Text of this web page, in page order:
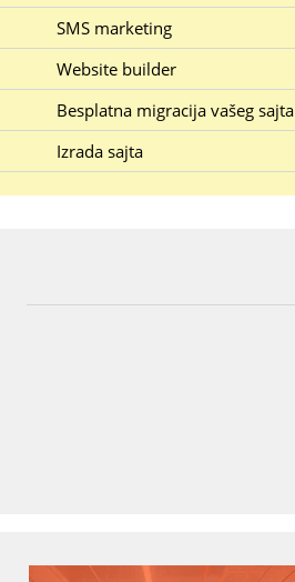
SMS marketing
Website builder
Besplatna migracija vašeg sajta
Izrada sajta